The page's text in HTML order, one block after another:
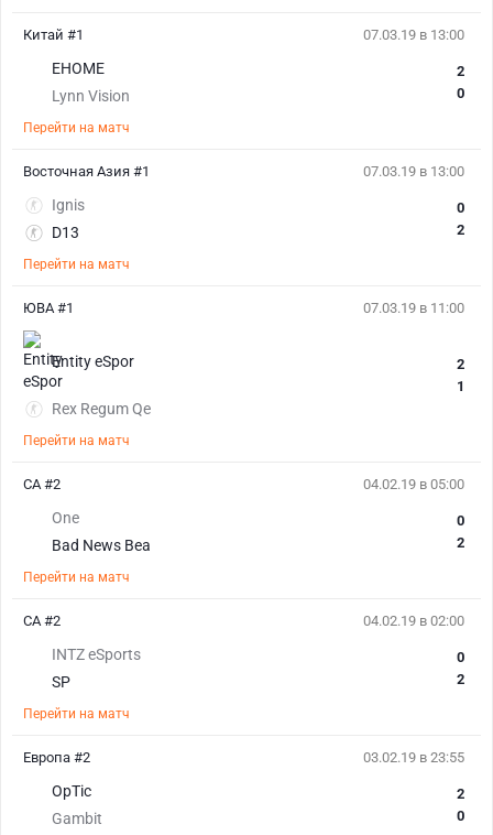
07.03.19 в 13:00
EHOME
Lynn Vision
2
0
Перейти на матч
Китай #1
07.03.19 в 13:00
Ignis
D13
0
2
Перейти на матч
Восточная Азия #1
07.03.19 в 11:00
Entity eSpor
Rex Regum Qe
2
1
Перейти на матч
ЮВА #1
04.02.19 в 05:00
One
Bad News Bea
0
2
Перейти на матч
СА #2
04.02.19 в 02:00
INTZ eSports
SP
0
2
Перейти на матч
СА #2
03.02.19 в 23:55
OpTic
Gambit
2
0
Европа #2